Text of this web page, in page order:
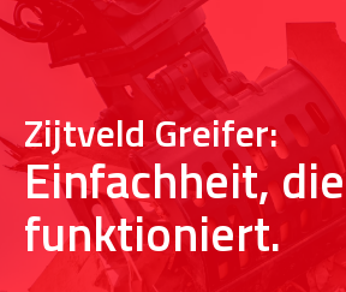
Zijtveld Greifer:
Einfachheit, die
funktioniert.